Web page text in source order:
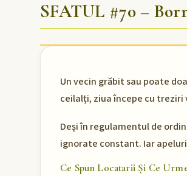
SFATUL #70 –
Un vecin grăbit sau poate
ceilalți, ziua începe cu
Deși în regulamentul de
ignorate constant. Iar
Ce Spun Locatarii Și Ce